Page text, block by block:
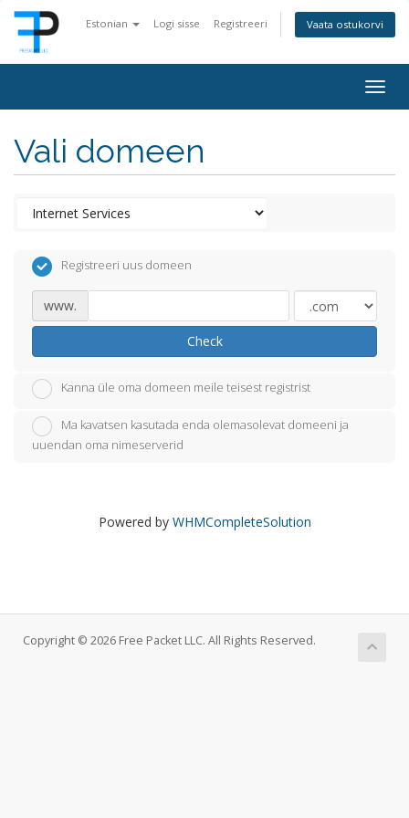
Estonian Logi sisse Registreeri Vaata ostukorvi
Vali domeen
Registreeri uus domeen
www.
Check
Kanna üle oma domeen meile teisest registrist
Ma kavatsen kasutada enda olemasolevat domeeni ja
uuendan oma nimeserverid
Powered by WHMCompleteSolution
Copyright © 2026 Free Packet LLC. All Rights Reserved.